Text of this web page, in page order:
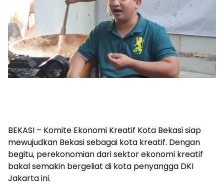
BEKASI – Komite Ekonomi Kreatif Kota Bekasi siap
mewujudkan Bekasi sebagai kota kreatif. Dengan
begitu, perekonomian dari sektor ekonomi kreatif
bakal semakin bergeliat di kota penyangga DKI
Jakarta ini.